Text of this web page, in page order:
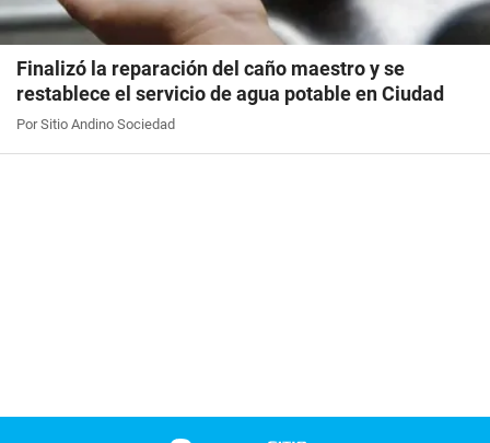
Finalizó la reparación del caño maestro y se
restablece el servicio de agua potable en Ciudad
Por Sitio Andino Sociedad